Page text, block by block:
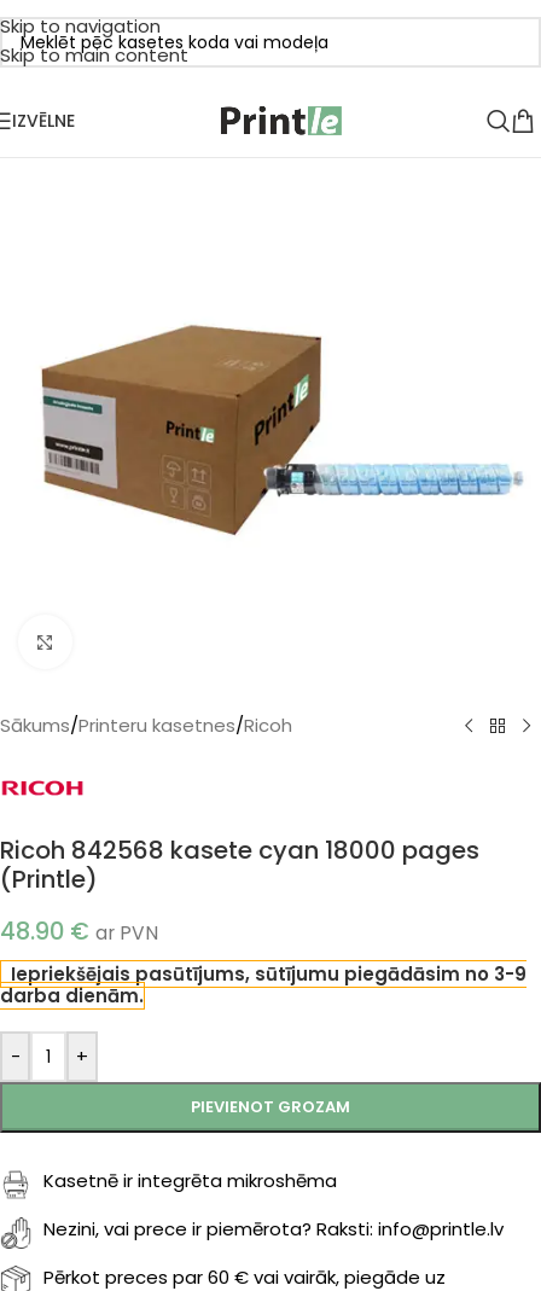
Skip to navigation
Skip to main content
IZVĒLNE
Sākums/Printeru kasetnes/Ricoh
Ricoh 842568 kasete cyan 18000 pages
(Printle)
48.90 € ar PVN
Iepriekšējais pasūtījums, sūtījumu piegādāsim no 3-9
darba dienām.
- +
PIEVIENOT GROZAM
Kasetnē ir integrēta mikroshēma
Nezini, vai prece ir piemērota? Raksti: info@printle.lv
Pērkot preces par 60 € vai vairāk, piegāde uz